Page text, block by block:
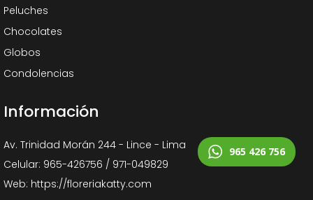
Peluches
Chocolates
Globos
Condolencias
Información
Av. Trinidad Morán 244 - Lince - Lima
Celular: 965-426756 / 971-049829
Web: https://floreriakatty.com
965 426 756